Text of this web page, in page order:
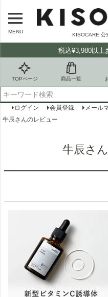
MENU
KISOCARE 公
税込¥3,980以上
TOPページ 商品一覧
ログイン 会員登録 メール
牛辰さんのレビュー
牛辰さ